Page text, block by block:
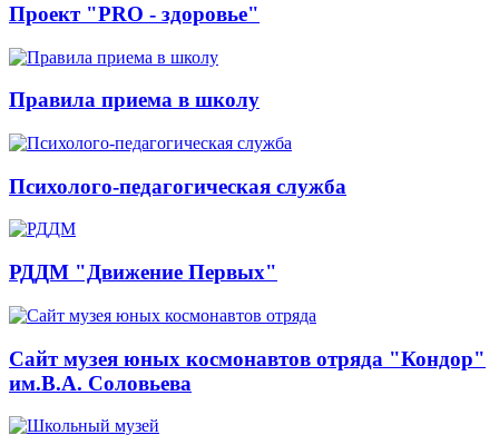
Проект "PRO - здоровье"
Правила приема в школу
Психолого-педагогическая служба
РДДМ "Движение Первых"
Сайт музея юных космонавтов отряда "Кондор"
им.В.А. Соловьева